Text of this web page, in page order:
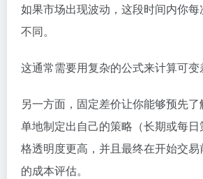
如果市场出现波动，这段时间内你
不同。
这通常需要用复杂的公式来计算可变
另一方面，固定差价让你能够预先
单地制定出自己的策略（长期或每
格透明度更高，并且最终在开始交
的成本评估。